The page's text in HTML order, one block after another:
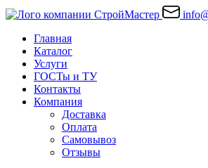
Главная
Каталог
Услуги
ГОСТы и ТУ
Контакты
Компания
Доставка
Оплата
Самовывоз
Отзывы